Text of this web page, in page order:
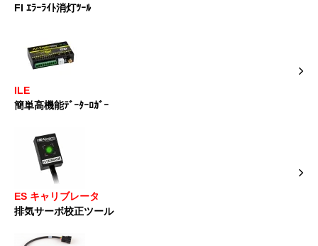
FI ｴﾗｰﾗｲﾄ消灯ﾂｰﾙ
ILE
簡単高機能ﾃﾞｰﾀｰﾛｶﾞｰ
ES キャリブレータ
排気サーボ校正ツール